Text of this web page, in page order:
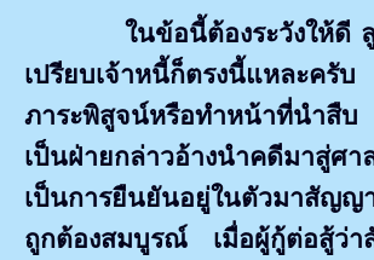
ในข้อนี้ต้องระวังให้ดี
เปรียบเจ้าหนี้ก็ตรงนี้แหละครั
ภาระพิสูจน์หรือทำหน้าที่นำสืบ
เป็นฝ่ายกล่าวอ้างนำคดีม
เป็นการยืนยันอยู่ในตัวมาสัญญ
ถูกต้องสมบูรณ์ เมื่อผู้กู้ต่อสู้ว่